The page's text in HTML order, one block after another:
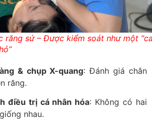
răng sứ – Được kiểm soát như một
& chụp X-quang: Đánh giá chân
răng.
điều trị cá nhân hóa: Không có hai
nhau.